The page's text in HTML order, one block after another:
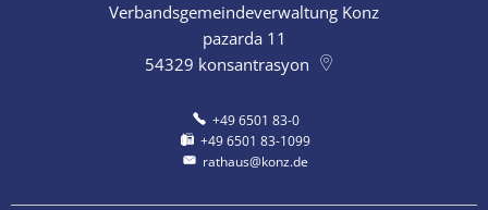
Verbandsgemeindeverwaltung Konz
pazarda 11
54329 konsantrasyon
+49 6501 83-0
+49 6501 83-1099
rathaus@konz.de